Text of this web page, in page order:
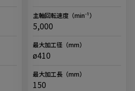
主軸回転速度（min⁻¹）
5,000
最大加工径 （mm）
ø410
最大加工長（mm）
150